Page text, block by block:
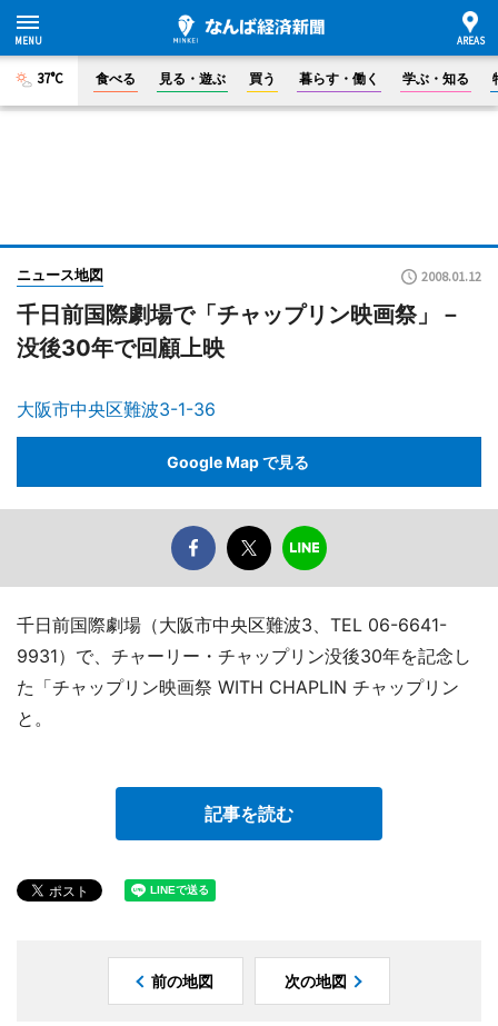
37°C 食べる 見る・遊ぶ 買う 暮らす・働く 学ぶ・知る
ニュース地図 2008.01.12
千日前国際劇場で「チャップリン映画祭」－
没後30年で回顧上映
大阪市中央区難波3-1-36
Google Map で見る
千日前国際劇場（大阪市中央区難波3、TEL 06-6641-
9931）で、チャーリー・チャップリン没後30年を記念し
た「チャップリン映画祭 WITH CHAPLIN チャップリン
と。
記事を読む
前の地図 次の地図